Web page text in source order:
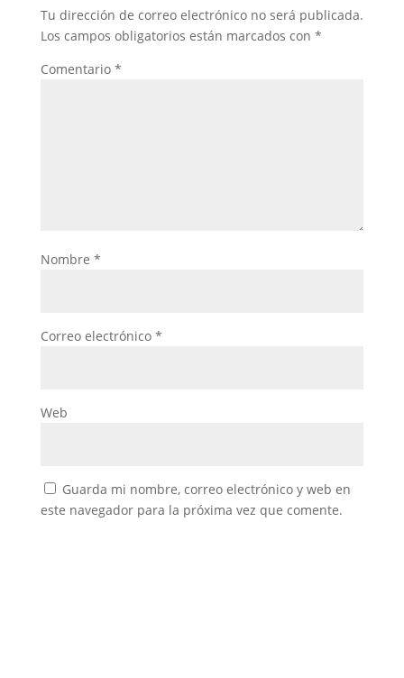
Tu dirección de correo electrónico no será publicada.
Los campos obligatorios están marcados con *
Comentario *
Nombre *
Correo electrónico *
Web
Guarda mi nombre, correo electrónico y web en
este navegador para la próxima vez que comente.